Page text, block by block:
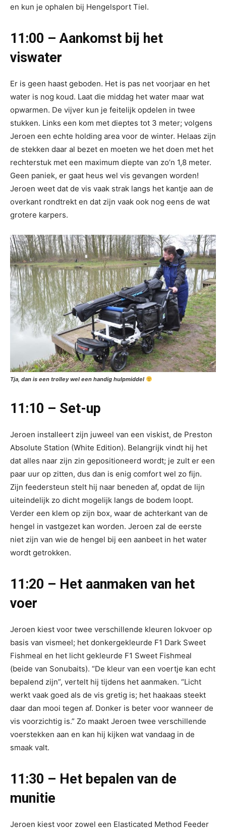
en kun je ophalen bij Hengelsport Tiel.
11:00 – Aankomst bij het
viswater
Er is geen haast geboden. Het is pas net voorjaar en het
water is nog koud. Laat die middag het water maar wat
opwarmen. De vijver kun je feitelijk opdelen in twee
stukken. Links een kom met dieptes tot 3 meter; volgens
Jeroen een echte holding area voor de winter. Helaas zijn
de stekken daar al bezet en moeten we het doen met het
rechterstuk met een maximum diepte van zo’n 1,8 meter.
Geen paniek, er gaat heus wel vis gevangen worden!
Jeroen weet dat de vis vaak strak langs het kantje aan de
overkant rondtrekt en dat zijn vaak ook nog eens de wat
grotere karpers.
Tja, dan is een trolley wel een handig hulpmiddel
11:10 – Set-up
Jeroen installeert zijn juweel van een viskist, de Preston
Absolute Station (White Edition). Belangrijk vindt hij het
dat alles naar zijn zin gepositioneerd wordt; je zult er een
paar uur op zitten, dus dan is enig comfort wel zo fijn.
Zijn feedersteun stelt hij naar beneden af, opdat de lijn
uiteindelijk zo dicht mogelijk langs de bodem loopt.
Verder een klem op zijn box, waar de achterkant van de
hengel in vastgezet kan worden. Jeroen zal de eerste
niet zijn van wie de hengel bij een aanbeet in het water
wordt getrokken.
11:20 – Het aanmaken van het
voer
Jeroen kiest voor twee verschillende kleuren lokvoer op
basis van vismeel; het donkergekleurde F1 Dark Sweet
Fishmeal en het licht gekleurde F1 Sweet Fishmeal
(beide van Sonubaits). “De kleur van een voertje kan echt
bepalend zijn”, vertelt hij tijdens het aanmaken. “Licht
werkt vaak goed als de vis gretig is; het haakaas steekt
daar dan mooi tegen af. Donker is beter voor wanneer de
vis voorzichtig is.” Zo maakt Jeroen twee verschillende
voerstekken aan en kan hij kijken wat vandaag in de
smaak valt.
11:30 – Het bepalen van de
munitie
Jeroen kiest voor zowel een Elasticated Method Feeder